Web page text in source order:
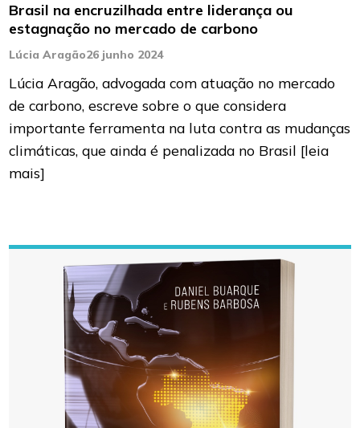
Brasil na encruzilhada entre liderança ou
estagnação no mercado de carbono
Lúcia Aragão26 junho 2024
Lúcia Aragão, advogada com atuação no mercado
de carbono, escreve sobre o que considera
importante ferramenta na luta contra as mudanças
climáticas, que ainda é penalizada no Brasil [leia
mais]